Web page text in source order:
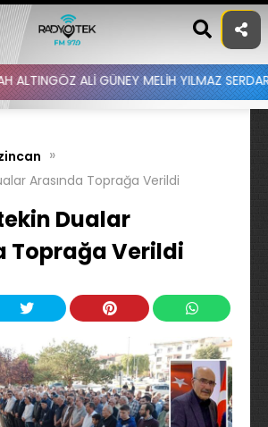
GÜNEY MELİH YILMAZ SERDAR AYDIN
»
Arasında Toprağa Verildi
Dualar
Toprağa Verildi